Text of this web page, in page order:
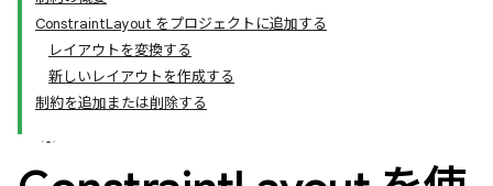
ConstraintLayout をプロジェクトに追加する
レイアウトを変換する
新しいレイアウトを作成する
制約を追加または削除する